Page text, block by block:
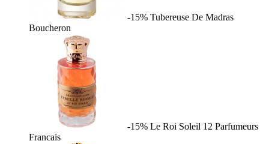
-15% Tubereuse De Madras
Boucheron
-15% Le Roi Soleil 12 Parfumeurs
Francais